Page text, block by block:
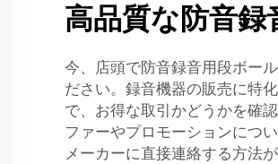
高品質な防音
今、店頭で防音録音用段ボー
ださい。録音機器の販売に特
で、お得な取引かどうかを確
ファーやプロモーションにつ
メーカーに直接連絡する方法